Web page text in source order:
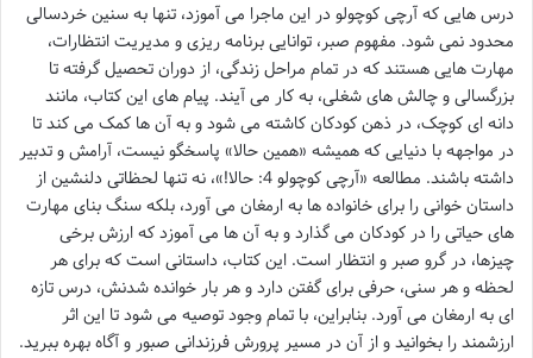
درس هایی که آرچی کوچولو در این ماجرا می آموزد، تنها به سنین خردسالی
محدود نمی شود. مفهوم صبر، توانایی برنامه ریزی و مدیریت انتظارات،
مهارت هایی هستند که در تمام مراحل زندگی، از دوران تحصیل گرفته تا
بزرگسالی و چالش های شغلی، به کار می آیند. پیام های این کتاب، مانند
دانه ای کوچک، در ذهن کودکان کاشته می شود و به آن ها کمک می کند تا
در مواجهه با دنیایی که همیشه «همین حالا» پاسخگو نیست، آرامش و تدبیر
داشته باشند. مطالعه «آرچی کوچولو 4: حالا!»، نه تنها لحظاتی دلنشین از
داستان خوانی را برای خانواده ها به ارمغان می آورد، بلکه سنگ بنای مهارت
های حیاتی را در کودکان می گذارد و به آن ها می آموزد که ارزش برخی
چیزها، در گرو صبر و انتظار است. این کتاب، داستانی است که برای هر
لحظه و هر سنی، حرفی برای گفتن دارد و هر بار خوانده شدنش، درس تازه
ای به ارمغان می آورد. بنابراین، با تمام وجود توصیه می شود تا این اثر
ارزشمند را بخوانید و از آن در مسیر پرورش فرزندانی صبور و آگاه بهره ببرید.